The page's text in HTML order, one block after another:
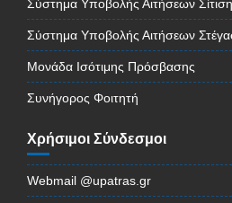
Σύστημα Υποβολής Αιτήσεων
Σύστημα Υποβολής Αιτήσεων
Μονάδα Ισότιμης Πρόσβασης
Συνήγορος Φοιτητή
Χρήσιμοι Σύνδεσμοι
Webmail @upatras.gr